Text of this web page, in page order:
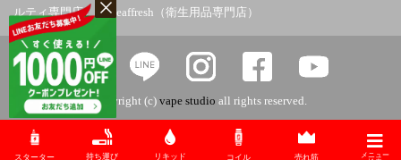
スターター 持ち運び リキッド コイル 売れ筋
メニュー
ルティ専門店） ｜Leaffresh（衛生用品専門店）
copyright (c) vape studio all rights reserved.